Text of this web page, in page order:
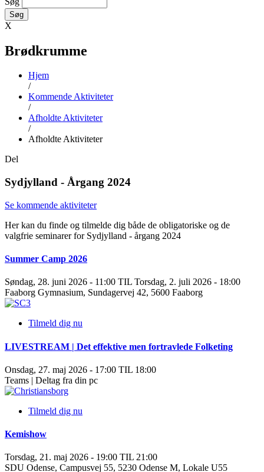
X
Brødkrumme
Hjem
/
Kommende Aktiviteter
/
Afholdte Aktiviteter
/
Afholdte Aktiviteter
Del
Sydjylland - Årgang 2024
Se kommende aktiviteter
Her kan du finde og tilmelde dig både de obligatoriske og de
valgfrie seminarer for Sydjylland - årgang 2024
Summer Camp 2026
Søndag, 28. juni 2026 - 11:00 TIL Torsdag, 2. juli 2026 - 18:00
Faaborg Gymnasium, Sundagervej 42, 5600 Faaborg
Tilmeld dig nu
LIVESTREAM | Det effektive men fortravlede Folketing
Onsdag, 27. maj 2026 - 17:00 TIL 18:00
Teams | Deltag fra din pc
Tilmeld dig nu
Kemishow
Torsdag, 21. maj 2026 - 19:00 TIL 21:00
SDU Odense, Campusvej 55, 5230 Odense M, Lokale U55